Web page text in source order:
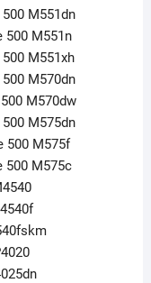
M551dn
500 M551n
M551xh
M570dn
M570dw
M575dn
500 M575f
500 M575c